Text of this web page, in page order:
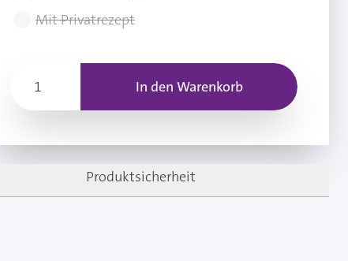
Mit Privatrezept
In den Warenkorb
Produktsicherheit